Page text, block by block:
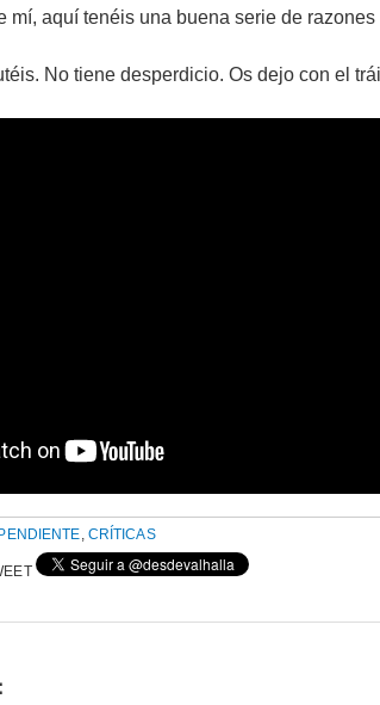
mí, aquí tenéis una buena serie de razones
No tiene desperdicio. Os dejo con el
, CRÍTICAS